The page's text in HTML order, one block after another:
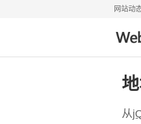
网站动
从